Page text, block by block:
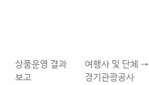
상품운영 결과
보고
여행사 및 단체 →
경기관광공사